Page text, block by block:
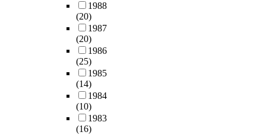
1988
(20)
1987
(20)
1986
(25)
1985
(14)
1984
(10)
1983
(16)